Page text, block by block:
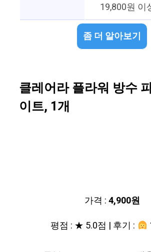
19,800원 이
좀 더 알아보기
클레어라 플라워 방수
이트, 1개
가격 :4,900원
평점 : ★ 5.0점 | 후기 :